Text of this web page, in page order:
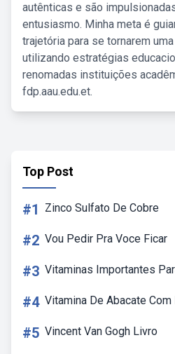
autênticas e são
entusiasmo. Minha meta é
trajetória para se tornarem
utilizando estratégias
renomadas instituições
fdp.aau.edu.et.
Top Post
#1 Zinco Sulfato De Cobre
#2 Vou Pedir Pra Voce Ficar
#3 Vitaminas Importantes
#4 Vitamina De Abacate Com
#5 Vincent Van Gogh Livro